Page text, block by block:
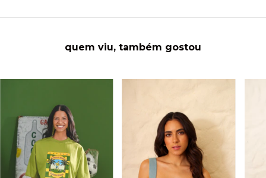
quem viu, também gostou